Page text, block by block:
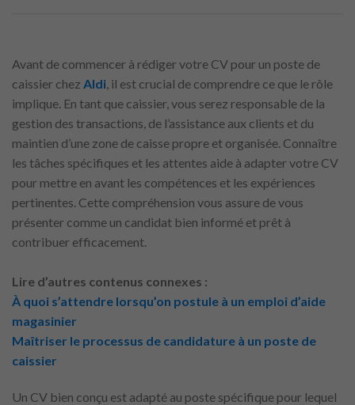
Avant de commencer à rédiger votre CV pour un poste de
caissier chez Aldi, il est crucial de comprendre ce que le rôle
implique. En tant que caissier, vous serez responsable de la
gestion des transactions, de l’assistance aux clients et du
maintien d’une zone de caisse propre et organisée. Connaître
les tâches spécifiques et les attentes aide à adapter votre CV
pour mettre en avant les compétences et les expériences
pertinentes. Cette compréhension vous assure de vous
présenter comme un candidat bien informé et prêt à
contribuer efficacement.
Lire d’autres contenus connexes :
À quoi s’attendre lorsqu’on postule à un emploi d’aide
magasinier
Maîtriser le processus de candidature à un poste de
caissier
Un CV bien conçu est adapté au poste spécifique pour lequel